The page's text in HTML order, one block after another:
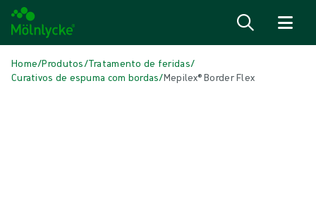
Home/Produtos/Tratamento de feridas/
Curativos de espuma com bordas/Mepilex® Border Flex